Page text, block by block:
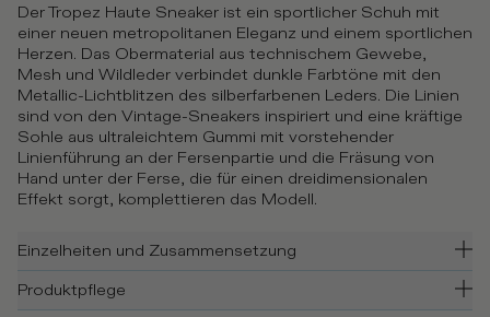
Der Tropez Haute Sneaker ist ein sportlicher Schuh mit
einer neuen metropolitanen Eleganz und einem sportlichen
Herzen. Das Obermaterial aus technischem Gewebe,
Mesh und Wildleder verbindet dunkle Farbtöne mit den
Metallic-Lichtblitzen des silberfarbenen Leders. Die Linien
sind von den Vintage-Sneakers inspiriert und eine kräftige
Sohle aus ultraleichtem Gummi mit vorstehender
Linienführung an der Fersenpartie und die Fräsung von
Hand unter der Ferse, die für einen dreidimensionalen
Effekt sorgt, komplettieren das Modell.
Einzelheiten und Zusammensetzung
Produktpflege